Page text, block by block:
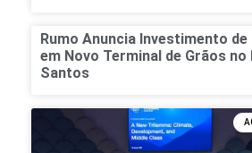
Rumo Anuncia Investimento de
em Novo Terminal de Grãos
Santos